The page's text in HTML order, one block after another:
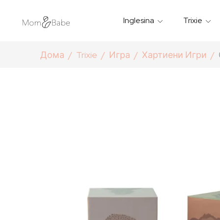
Inglesina Trixie
Дома Trixie Игра Хартиени Игри